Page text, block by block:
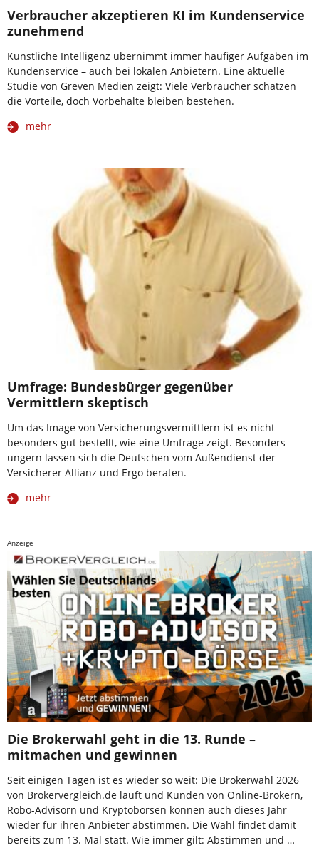
Verbraucher akzeptieren KI im Kundenservice
zunehmend
Künstliche Intelligenz übernimmt immer häufiger Aufgaben im
Kundenservice – auch bei lokalen Anbietern. Eine aktuelle
Studie von Greven Medien zeigt: Viele Verbraucher schätzen
die Vorteile, doch Vorbehalte bleiben bestehen.
mehr
Umfrage: Bundesbürger gegenüber
Vermittlern skeptisch
Um das Image von Versicherungsvermittlern ist es nicht
besonders gut bestellt, wie eine Umfrage zeigt. Besonders
ungern lassen sich die Deutschen vom Außendienst der
Versicherer Allianz und Ergo beraten.
mehr
Anzeige
Die Brokerwahl geht in die 13. Runde –
mitmachen und gewinnen
Seit einigen Tagen ist es wieder so weit: Die Brokerwahl 2026
von Brokervergleich.de läuft und Kunden von Online-Brokern,
Robo-Advisorn und Kryptobörsen können auch dieses Jahr
wieder für ihren Anbieter abstimmen. Die Wahl findet damit
bereits zum 13. Mal statt. Wie immer gilt: Abstimmen und …